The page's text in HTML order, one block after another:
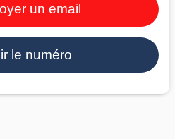
un email
le numéro